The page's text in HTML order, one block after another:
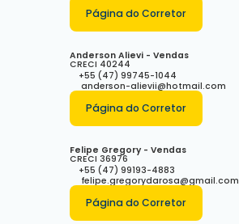
Página do Corretor
Anderson Alievi - Vendas
CRECI 40244
+55 (47) 99745-1044
anderson-alievii@hotmail.com
Página do Corretor
Felipe Gregory - Vendas
CRECI 36976
+55 (47) 99193-4883
felipe.gregorydarosa@gmail.com
Página do Corretor